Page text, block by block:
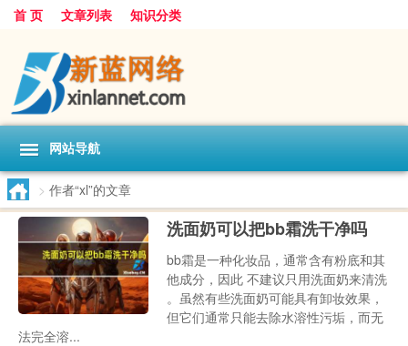
首 页 文章列表 知识分类
网站导航
> 作者“xl”的文章
洗面奶可以把bb霜洗干净吗
bb霜是一种化妆品，通常含有粉底和其
他成分，因此 不建议只用洗面奶来清洗
。虽然有些洗面奶可能具有卸妆效果，
但它们通常只能去除水溶性污垢，而无
法完全溶...